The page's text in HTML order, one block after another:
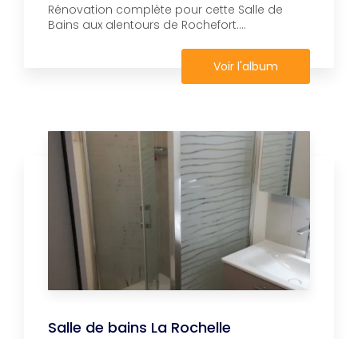
Rénovation complète pour cette Salle de
Bains aux alentours de Rochefort....
Voir l'album
Salle de bains La Rochelle